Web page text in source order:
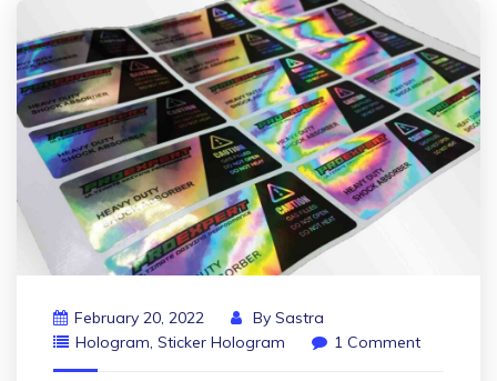
February 20, 2022 By Sastra
Hologram Sticker Hologram 1 Comment